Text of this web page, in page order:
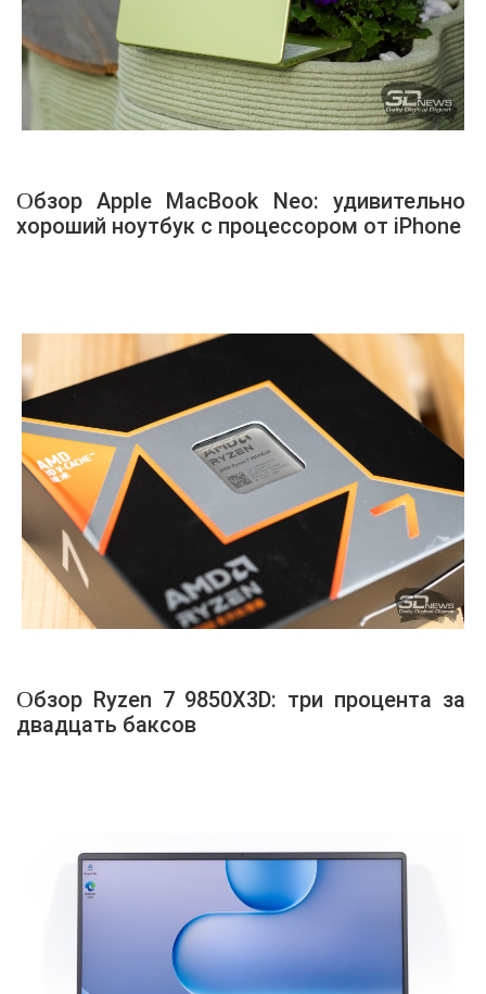
Обзор Apple MacBook Neo: удивительно
хороший ноутбук с процессором от iPhone
Обзор Ryzen 7 9850X3D: три процента за
двадцать баксов